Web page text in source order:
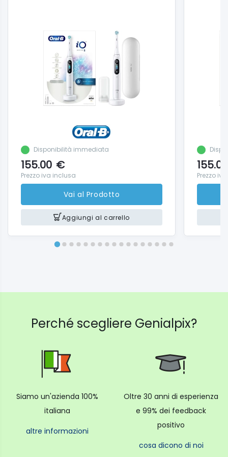
Disponibilità immediata
155.00 €
Prezzo iva inclusa
Vai al Prodotto
Aggiungi al carrello
155.00
Prezzo
Perché scegliere Genialpix?
Siamo un'azienda 100%
italiana
altre informazioni
Oltre 30 anni di esperienza
e 99% dei feedback
positivo
cosa dicono di noi